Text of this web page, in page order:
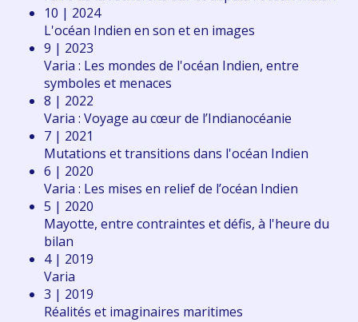
10 | 2024
L'océan Indien en son et en images
9 | 2023
Varia : Les mondes de l'océan Indien, entre
symboles et menaces
8 | 2022
Varia : Voyage au cœur de l’Indianocéanie
7 | 2021
Mutations et transitions dans l'océan Indien
6 | 2020
Varia : Les mises en relief de l’océan Indien
5 | 2020
Mayotte, entre contraintes et défis, à l'heure du
bilan
4 | 2019
Varia
3 | 2019
Réalités et imaginaires maritimes